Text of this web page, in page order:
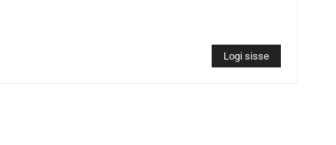
Logi sisse